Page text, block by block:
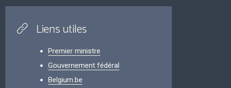
Liens utiles
Premier ministre
Gouvernement fédéral
Belgium.be